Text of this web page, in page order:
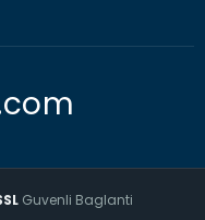
Guvenli Baglanti